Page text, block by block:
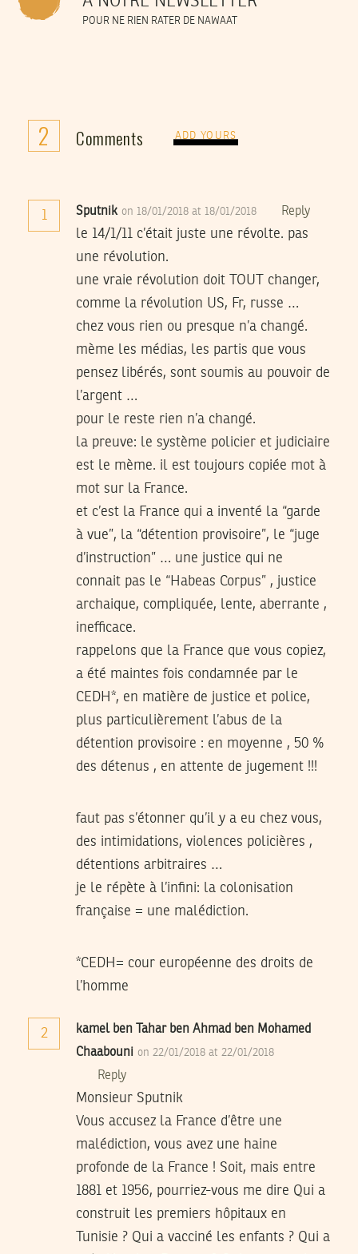
POUR NE RIEN RATER DE NAWAAT
2 Comments ADD YOURS
1 Sputnik on 18/01/2018 at 18/01/2018 Reply
le 14/1/11 c’était juste une révolte. pas
une révolution.
une vraie révolution doit TOUT changer,
comme la révolution US, Fr, russe …
chez vous rien ou presque n’a changé.
mème les médias, les partis que vous
pensez libérés, sont soumis au pouvoir de
l’argent …
pour le reste rien n’a changé.
la preuve: le système policier et judiciaire
est le mème. il est toujours copiée mot à
mot sur la France.
et c’est la France qui a inventé la “garde
à vue”, la “détention provisoire”, le “juge
d’instruction” … une justice qui ne
connait pas le “Habeas Corpus” , justice
archaique, compliquée, lente, aberrante ,
inefficace.
rappelons que la France que vous copiez,
a été maintes fois condamnée par le
CEDH*, en matière de justice et police,
plus particulièrement l’abus de la
détention provisoire : en moyenne , 50 %
des détenus , en attente de jugement !!!
faut pas s’étonner qu’il y a eu chez vous,
des intimidations, violences policières ,
détentions arbitraires …
je le répète à l’infini: la colonisation
française = une malédiction.
*CEDH= cour européenne des droits de
l’homme
2
kamel ben Tahar ben Ahmad ben Mohamed
Chaabouni on 22/01/2018 at 22/01/2018
Reply
Monsieur Sputnik
Vous accusez la France d’être une
malédiction, vous avez une haine
profonde de la France ! Soit, mais entre
1881 et 1956, pourriez-vous me dire Qui a
construit les premiers hôpitaux en
Tunisie ? Qui a vacciné les enfants ? Qui a